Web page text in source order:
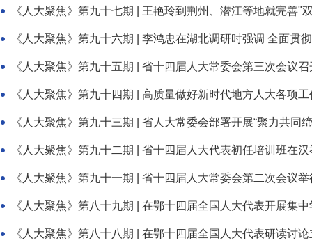
《人大聚焦》第九十七期 | 王艳玲到荆州、潜江等地就完善"
《人大聚焦》第九十六期 | 李鸿忠在湖北调研时强调 全面贯
《人大聚焦》第九十五期 | 省十四届人大常委会第三次会议召
《人大聚焦》第九十四期 | 高质量做好新时代地方人大各项工
《人大聚焦》第九十三期 | 省人大常委会部署开展“聚力共同
《人大聚焦》第九十二期 | 省十四届人大代表初任培训班在汉
《人大聚焦》第九十一期 | 省十四届人大常委会第二次会议举
《人大聚焦》第八十九期 | 在鄂十四届全国人大代表开展集
《人大聚焦》第八十八期 | 在鄂十四届全国人大代表研读讨